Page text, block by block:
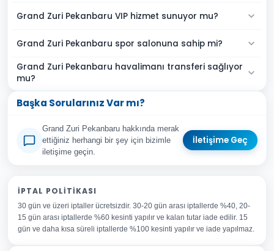
Grand Zuri Pekanbaru VIP hizmet sunuyor mu?
Grand Zuri Pekanbaru spor salonuna sahip mi?
Grand Zuri Pekanbaru havalimanı transferi sağlıyor
mu?
Başka Sorularınız Var mı?
Grand Zuri Pekanbaru hakkında merak
ettiğiniz herhangi bir şey için bizimle
iletişime geçin.
İletişime Geç
Adınız Soyadınız
E-posta Adresiniz
Konu
İPTAL POLITIKASI
30 gün ve üzeri iptaller ücretsizdir. 30-20 gün arası iptallerde %40, 20-
15 gün arası iptallerde %60 kesinti yapılır ve kalan tutar iade edilir. 15
gün ve daha kısa süreli iptallerde %100 kesinti yapılır ve iade yapılmaz.